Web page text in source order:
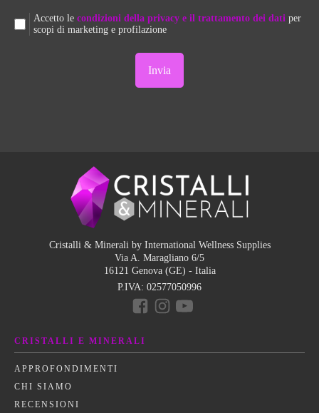
Accetto le condizioni della privacy e il trattamento dei dati per
scopi di marketing e profilazione
Cristalli & Minerali by International Wellness Supplies
Via A. Maragliano 6/5
16121 Genova (GE) - Italia
P.IVA: 02577050996
CRISTALLI E MINERALI
APPROFONDIMENTI
CHI SIAMO
RECENSIONI